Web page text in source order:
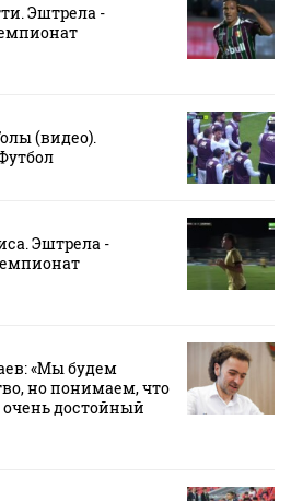
Эштрела -
(видео).
Эштрела -
«Мы будем
но понимаем, что
достойный